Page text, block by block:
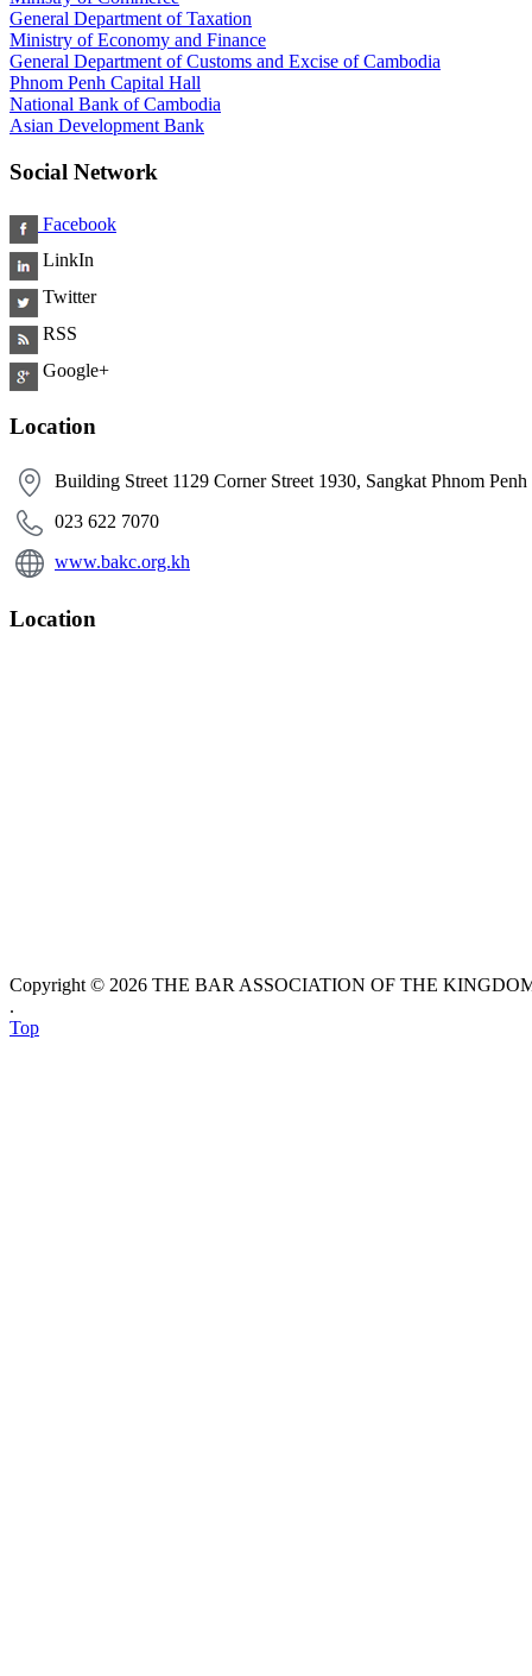
General Department of Taxation
Ministry of Economy and Finance
General Department of Customs and Excise of Cambodia
Phnom Penh Capital Hall
National Bank of Cambodia
Asian Development Bank
Social Network
Facebook
LinkIn
Twitter
RSS
Google+
Location
Building Street 1129 Corner Street 1930, Sangkat Phnom
​ 023 622 7070
www.bakc.org.kh
Location
Copyright © 2026 THE BAR ASSOCIATION OF THE
.
Top